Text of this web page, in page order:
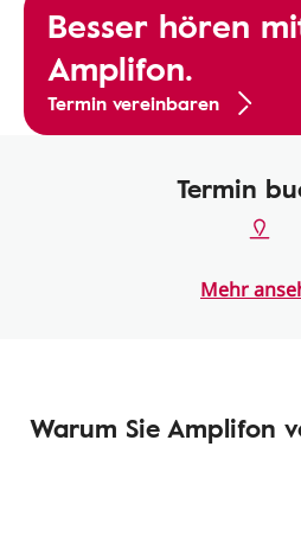
Besser hören
Amplifon.
Termin vereinbaren
Termin
Mehr
Warum Sie Amplifon